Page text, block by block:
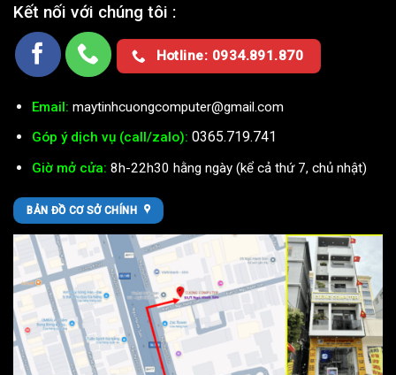
Kết nối với chúng tôi :
Hotline: 0934.891.870
Email: maytinhcuongcomputer@gmail.com
Góp ý dịch vụ (call/zalo): 0365.719.741
Giờ mở cửa: 8h-22h30 hằng ngày (kể cả thứ 7, chủ nhật)
BẢN ĐỒ CƠ SỞ CHÍNH